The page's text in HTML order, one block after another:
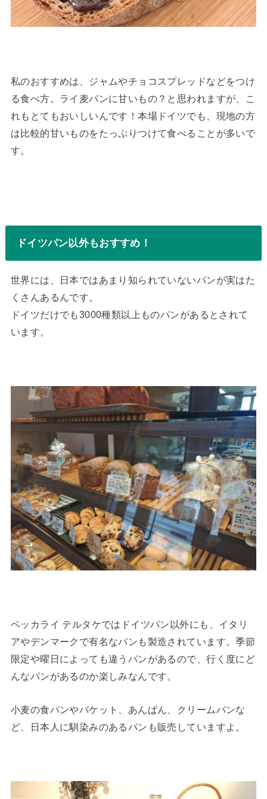
私のおすすめは、ジャムやチョコスプレッドなどをつけ
る食べ方。ライ麦パンに甘いもの？と思われますが、こ
れもとてもおいしいんです！本場ドイツでも、現地の方
は比較的甘いものをたっぷりつけて食べることが多いで
す。
ドイツパン以外もおすすめ！
世界には、日本ではあまり知られていないパンが実はた
くさんあるんです。
ドイツだけでも3000種類以上ものパンがあるとされて
います。
ベッカライ テルタケではドイツパン以外にも、イタリ
アやデンマークで有名なパンも製造されています。季節
限定や曜日によっても違うパンがあるので、行く度にど
んなパンがあるのか楽しみなんです。
小麦の食パンやバケット、あんぱん、クリームパンな
ど、日本人に馴染みのあるパンも販売していますよ。